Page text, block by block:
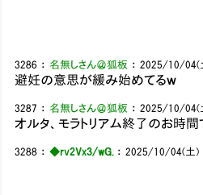
3286 ： 名無しさん＠狐板 ：2025/10/04(
避妊の意思が緩み始めてるｗ
3287 ： 名無しさん＠狐板 ：2025/10/04(
オルタ、モラトリアム終了のお時間
3288 ：◆rv2Vx3/wG. ：2025/10/04(土)